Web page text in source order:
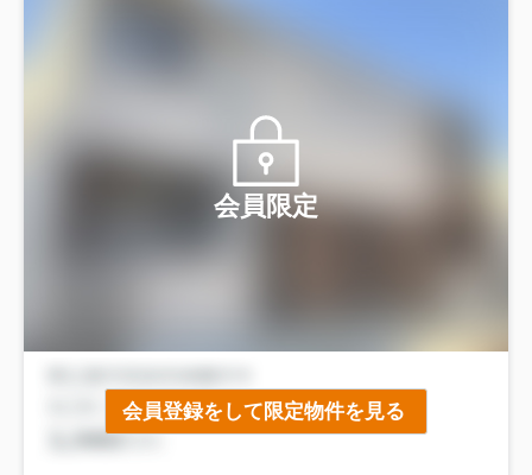
会員限定
会員登録をして限定物件を見る